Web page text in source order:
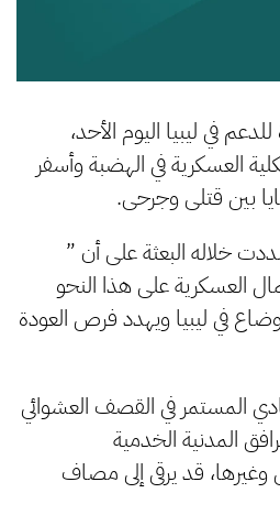
في ليبيا اليوم الأحد،
العسكرية في الهضبة وأسفر
بين قتلى وجرحى.
خلاله البعثة على أن ”
العسكرية على هذا النحو
في ليبيا ويهدد فرص العودة
المستمر في القصف العشوائي
المدنية الخدمية
قد يرقى إلى مصاف